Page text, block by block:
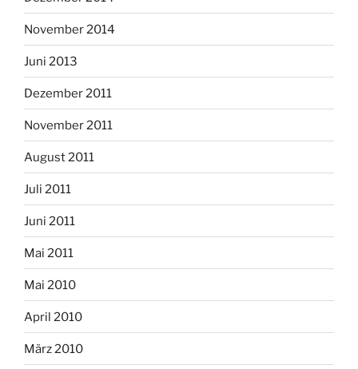
November 2014
Juni 2013
Dezember 2011
November 2011
August 2011
Juli 2011
Juni 2011
Mai 2011
Mai 2010
April 2010
März 2010